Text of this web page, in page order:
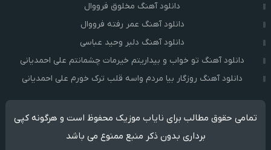
دانلود آهنگ مخلوق فرووال
دانلود آهنگ عمر رفته فرووال
دانلود آهنگ دلبر وحید عباسی
دانلود آهنگ تو خواب و بیداریتم خیرمات چشمانتم علی احمدیانی
دانلود آهنگ روزگار بیا مردم واسه قلب ترک خورم علی احمدیانی
تمامی حقوق مطالب برای نایاب موزیک محفوظ است و هرگونه کپی
برداری بدون ذکر منبع ممنوع می باشد